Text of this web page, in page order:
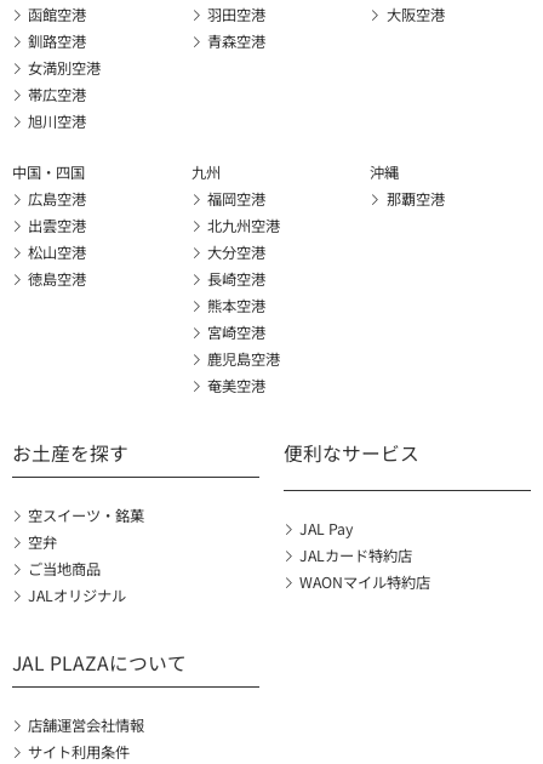
函館空港
釧路空港
女満別空港
帯広空港
旭川空港
羽田空港
青森空港
大阪空港
中国・四国
広島空港
出雲空港
松山空港
徳島空港
九州
福岡空港
北九州空港
大分空港
長崎空港
熊本空港
宮崎空港
鹿児島空港
奄美空港
沖縄
那覇空港
お土産を探す
空スイーツ・銘菓
空弁
ご当地商品
JALオリジナル
便利なサービス
JAL Pay
JALカード特約店
WAONマイル特約店
JAL PLAZAについて
店舗運営会社情報
サイト利用条件